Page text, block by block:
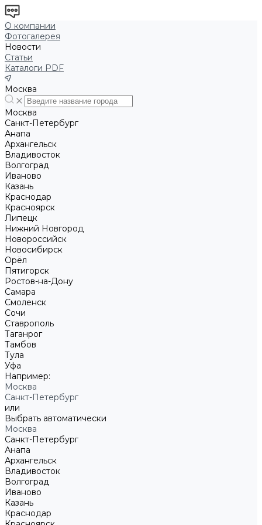
О компании
Фотогалерея
Новости
Статьи
Каталоги PDF
Москва
Москва
Санкт-Петербург
Анапа
Архангельск
Владивосток
Волгоград
Иваново
Казань
Краснодар
Красноярск
Липецк
Нижний Новгород
Новороссийск
Новосибирск
Орёл
Пятигорск
Ростов-на-Дону
Самара
Смоленск
Сочи
Ставрополь
Таганрог
Тамбов
Тула
Уфа
Например:
Москва
Санкт-Петербург
или
Выбрать автоматически
Москва
Санкт-Петербург
Анапа
Архангельск
Владивосток
Волгоград
Иваново
Казань
Краснодар